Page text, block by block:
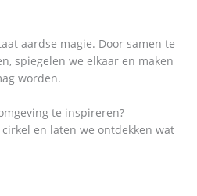
aardse magie. Door samen te
spiegelen we elkaar en maken
worden.
te inspireren?
en laten we ontdekken wat